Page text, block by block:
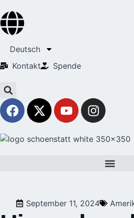
Deutsch
Kontakt
Spende
September 11, 2024